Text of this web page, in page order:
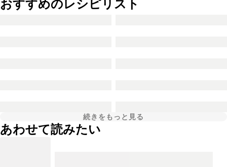
おすすめのレシピリスト
続きをもっと見る
あわせて読みたい